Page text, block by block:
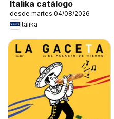
Italika catálogo
desde martes 04/08/2026
Italika